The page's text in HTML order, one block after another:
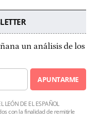
un análisis de los
APUNTARME
LEÓN DE EL ESPAÑOL
con la finalidad de remitirle